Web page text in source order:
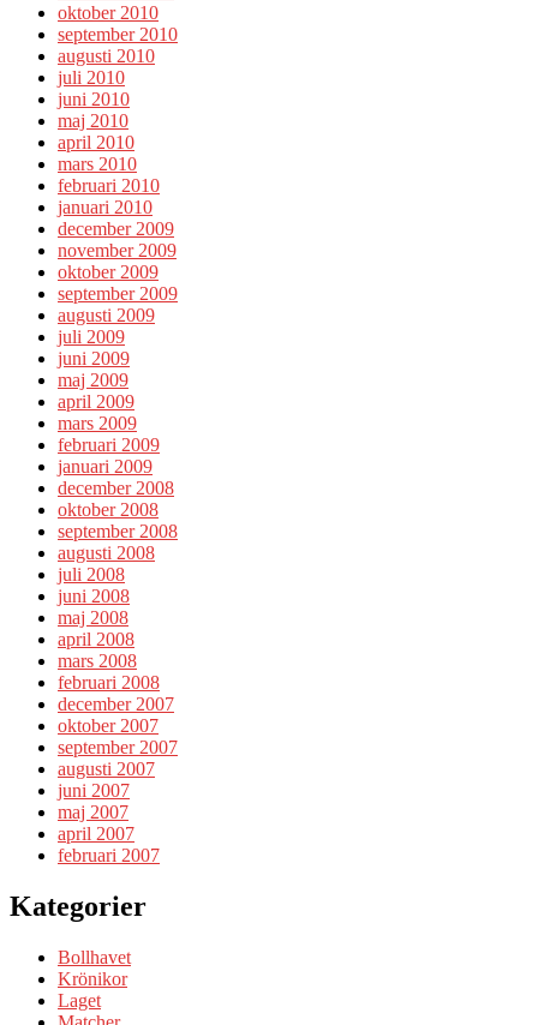
oktober 2010
september 2010
augusti 2010
juli 2010
juni 2010
maj 2010
april 2010
mars 2010
februari 2010
januari 2010
december 2009
november 2009
oktober 2009
september 2009
augusti 2009
juli 2009
juni 2009
maj 2009
april 2009
mars 2009
februari 2009
januari 2009
december 2008
oktober 2008
september 2008
augusti 2008
juli 2008
juni 2008
maj 2008
april 2008
mars 2008
februari 2008
december 2007
oktober 2007
september 2007
augusti 2007
juni 2007
maj 2007
april 2007
februari 2007
Kategorier
Bollhavet
Krönikor
Laget